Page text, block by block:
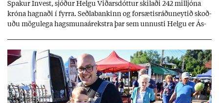
Spak­ur In­vest, sjóð­ur Helgu Við­ars­dótt­ur skil­aði 242 millj­óna
króna hagn­aði í fyrra. Seðla­bank­inn og for­sæt­is­ráðu­neyt­ið skoð­
uðu mögu­lega hags­muna­árekstra þar sem unnusti Helgu er Ás­